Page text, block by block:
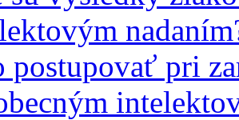
postupovať pri